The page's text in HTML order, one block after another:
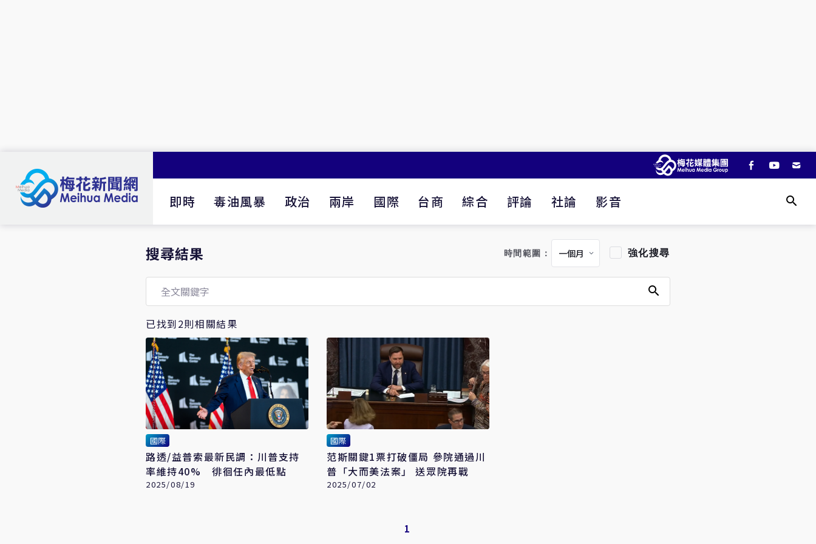
即時 毒油風暴 政治 兩岸 國際 台商 綜合 評論 社論 影音
搜尋結果 時間範圍： 強化搜尋
已找到2則相關結果
國際
路透/益普索最新民調：川普支持
率維持40% 徘徊任內最低點
2025/08/19
國際
范斯關鍵1票打破僵局 參院通過川
普「大而美法案」 送眾院再戰
2025/07/02
1